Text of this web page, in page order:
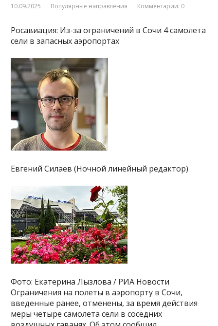
10.09.2025 Популярные направления Комментарии: 0
Росавиация: Из-за ограничений в Сочи 4 самолета
сели в запасных аэропортах
Евгений Силаев (Ночной линейный редактор)
Фото: Екатерина Лызлова / РИА Новости
Ограничения на полеты в аэропорту в Сочи,
введенные ранее, отменены, за время действия
меры четыре самолета сели в соседних